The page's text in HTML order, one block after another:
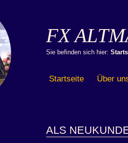
FX
Sie befinden sich hier:
Startseite Über
ALS